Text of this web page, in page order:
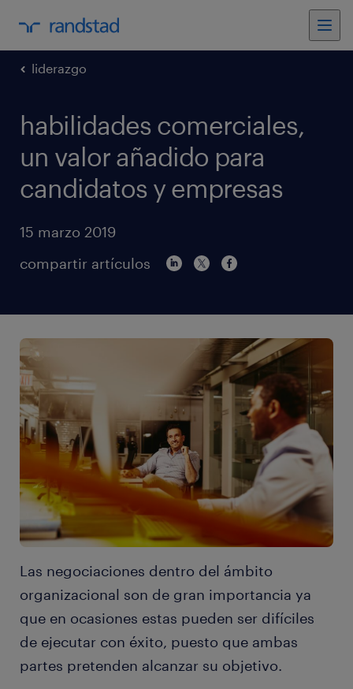
liderazgo
habilidades comerciales,
un valor añadido para
candidatos y empresas
15 marzo 2019
compartir artículos
Las negociaciones dentro del ámbito
organizacional son de gran importancia ya
que en ocasiones estas pueden ser difíciles
de ejecutar con éxito, puesto que ambas
partes pretenden alcanzar su objetivo.